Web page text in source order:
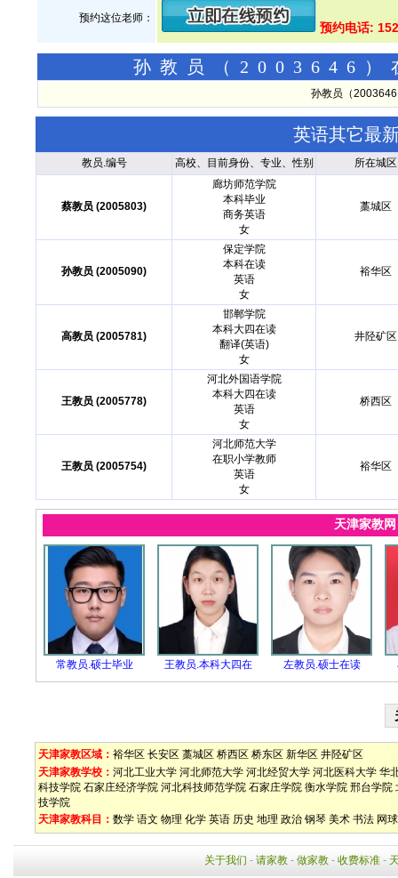
预约这位老师：
预约电话:
孙教员（2003646）
孙教员（
英语其它最
教员.编号 高校、目前身份、专业、性别 所在城区
蔡教员 (2005803)
廊坊师范学院
本科毕业
商务英语
女
藁城区
孙教员 (2005090)
保定学院
本科在读
英语
女
裕华区
高教员 (2005781)
邯郸学院
本科大四在读
翻译(英语)
女
井陉矿区
王教员 (2005778)
河北外国语学院
本科大四在读
英语
女
桥西区
王教员 (2005754)
河北师范大学
在职小学教师
英语
女
裕华区
天津家教
常教员.硕士毕业 王教员.本科大四在 左教员.硕士在读
天津家教区域： 裕华区 长安区 藁城区 桥西区 桥东区 新华区 井陉矿区
天津家教学校： 河北工业大学 河北师范大学 河北经贸大学 河北医科大学 华
科技学院 石家庄经济学院 河北科技师范学院 石家庄学院 衡水学院 邢台学院
技学院
天津家教科目： 数学 语文 物理 化学 英语 历史 地理 政治 钢琴 美术 书法 网球
关于我们 - 请家教- 做家教- 收费标准-